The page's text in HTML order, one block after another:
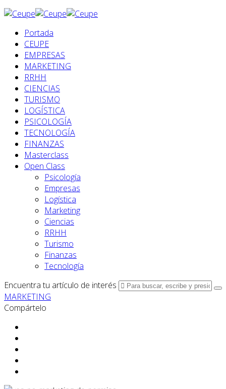
Portada
CEUPE
EMPRESAS
MARKETING
RRHH
CIENCIAS
TURISMO
LOGÍSTICA
PSICOLOGÍA
TECNOLOGÍA
FINANZAS
Masterclass
Open Class
Psicología
Empresas
Logística
Marketing
Ciencias
RRHH
Turismo
Finanzas
Tecnología
Encuentra tu artículo de interés
MARKETING
Compártelo